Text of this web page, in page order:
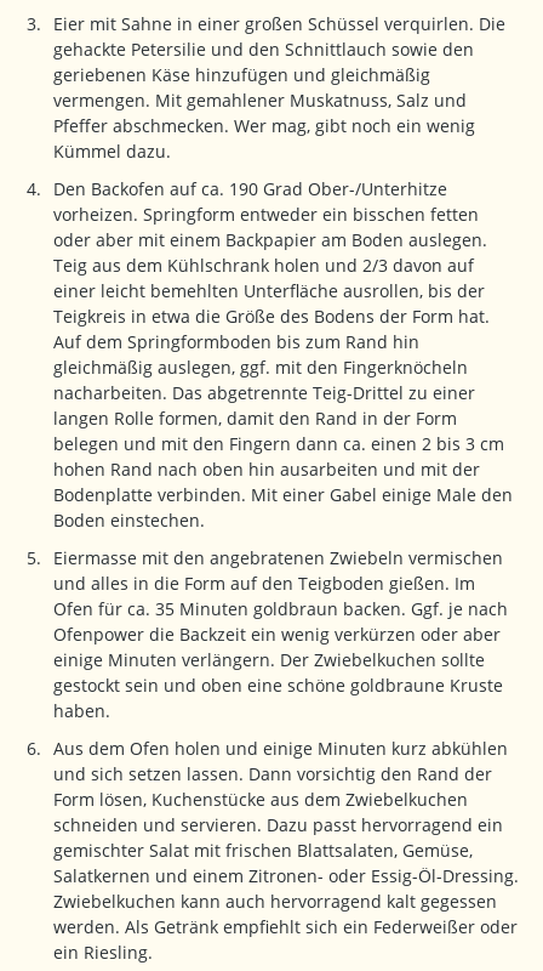
Eier mit Sahne in einer großen Schüssel verquirlen. Die
gehackte Petersilie und den Schnittlauch sowie den
geriebenen Käse hinzufügen und gleichmäßig
vermengen. Mit gemahlener Muskatnuss, Salz und
Pfeffer abschmecken. Wer mag, gibt noch ein wenig
Kümmel dazu.
Den Backofen auf ca. 190 Grad Ober-/Unterhitze
vorheizen. Springform entweder ein bisschen fetten
oder aber mit einem Backpapier am Boden auslegen.
Teig aus dem Kühlschrank holen und 2/3 davon auf
einer leicht bemehlten Unterfläche ausrollen, bis der
Teigkreis in etwa die Größe des Bodens der Form hat.
Auf dem Springformboden bis zum Rand hin
gleichmäßig auslegen, ggf. mit den Fingerknöcheln
nacharbeiten. Das abgetrennte Teig-Drittel zu einer
langen Rolle formen, damit den Rand in der Form
belegen und mit den Fingern dann ca. einen 2 bis 3 cm
hohen Rand nach oben hin ausarbeiten und mit der
Bodenplatte verbinden. Mit einer Gabel einige Male den
Boden einstechen.
Eiermasse mit den angebratenen Zwiebeln vermischen
und alles in die Form auf den Teigboden gießen. Im
Ofen für ca. 35 Minuten goldbraun backen. Ggf. je nach
Ofenpower die Backzeit ein wenig verkürzen oder aber
einige Minuten verlängern. Der Zwiebelkuchen sollte
gestockt sein und oben eine schöne goldbraune Kruste
haben.
Aus dem Ofen holen und einige Minuten kurz abkühlen
und sich setzen lassen. Dann vorsichtig den Rand der
Form lösen, Kuchenstücke aus dem Zwiebelkuchen
schneiden und servieren. Dazu passt hervorragend ein
gemischter Salat mit frischen Blattsalaten, Gemüse,
Salatkernen und einem Zitronen- oder Essig-Öl-Dressing.
Zwiebelkuchen kann auch hervorragend kalt gegessen
werden. Als Getränk empfiehlt sich ein Federweißer oder
ein Riesling.